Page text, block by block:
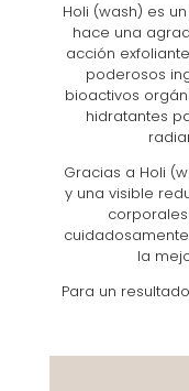
Holi (wash) es
hace una
acción
poderosos
bioactivos
hidratantes
Gracias a Holi
y una visible
la
Para un